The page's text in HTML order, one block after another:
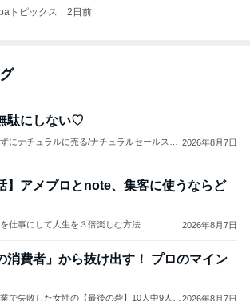
トピックス 2日前
駄にしない♡
にナチュラルに売る/ナチュラルセールスラ
2026年8月7日
】アメブロとnote、集客に使うならど
仕事にして人生を３倍楽しむ方法 2026年8月7日
消費者」から抜け出す！ プロのマイン
で失敗した女性の【最後の砦】10人中9人が 2026年8月7日